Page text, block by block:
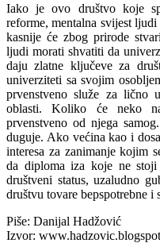
Iako je ovo društvo koje
reforme, mentalna svijest
kasnije će zbog prirode
ljudi morati shvatiti da
daju zlatne ključeve za
univerziteti sa svojim
prvenstveno služe za lično
oblasti. Koliko će neko
prvenstveno od njega
duguje. Ako većina kao i
interesa za zanimanje kojim
da diploma iza koje ne
društveni status, uzaludno
društvu tovare bepspotrebne i
Piše: Danijal Hadžović
Izvor: